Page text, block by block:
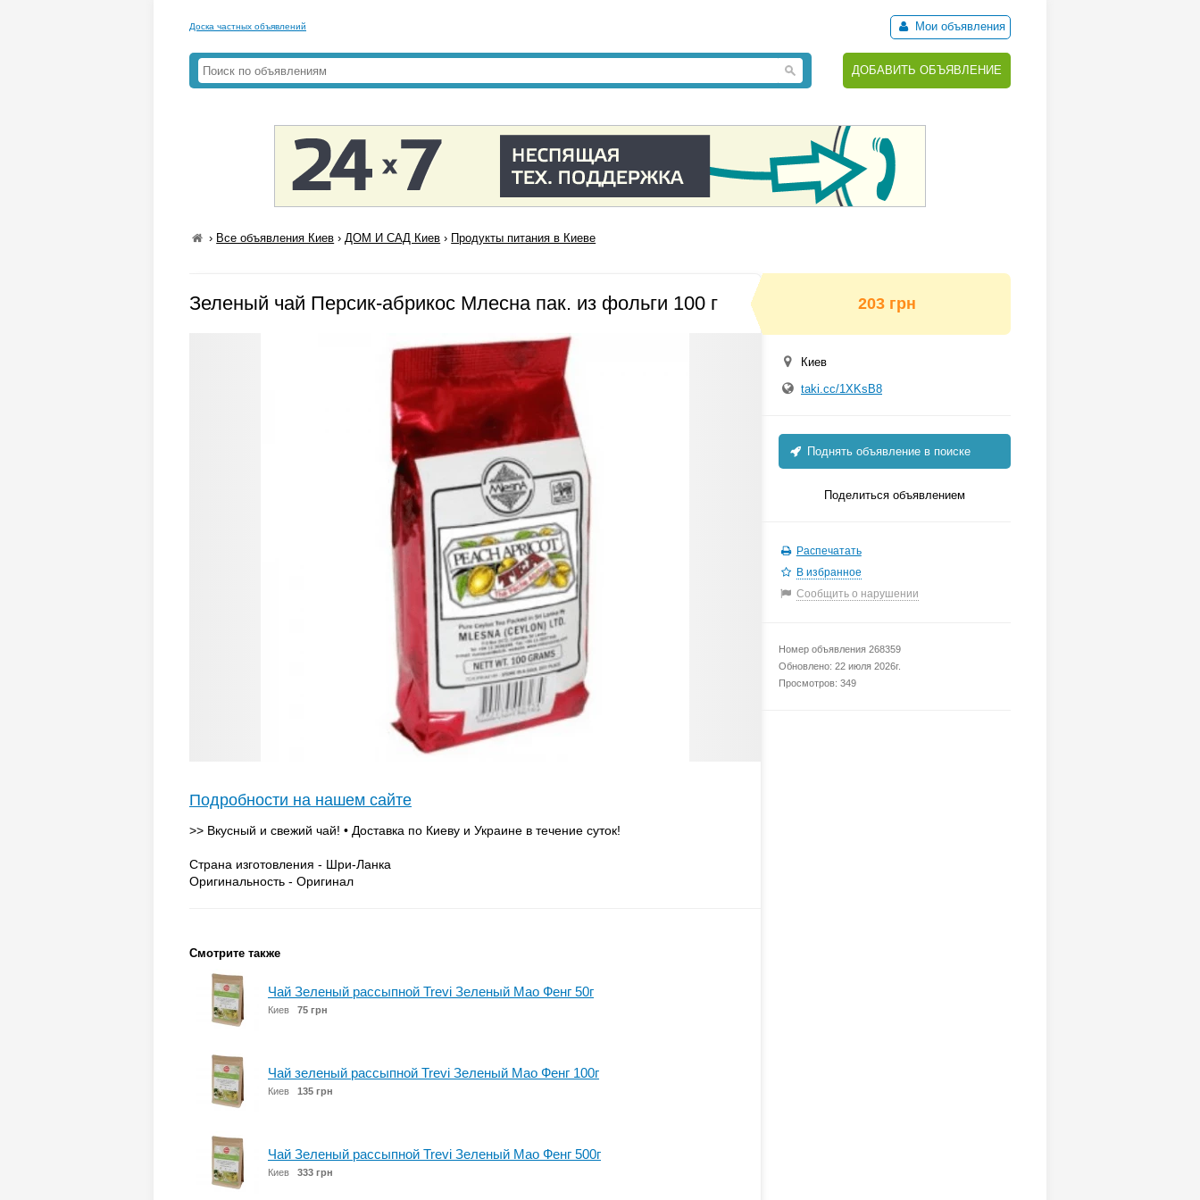
Доска частных объявлений Мои объявления
ДОБАВИТЬ ОБЪЯВЛЕНИЕ
› Все объявления Киев ›ДОМ И САД Киев › Продукты питания в Киеве
Зеленый чай Персик-абрикос Млесна пак. из фольги 100 г
Подробности на нашем сайте
>> Вкусный и свежий чай! • Доставка по Киеву и Украине в течение суток!
Страна изготовления - Шри-Ланка
Оригинальность - Оригинал
Смотрите также
Чай Зеленый рассыпной Trevi Зеленый Мао Фенг 50г
Киев 75 грн
Чай зеленый рассыпной Trevi Зеленый Мао Фенг 100г
Киев 135 грн
Чай Зеленый рассыпной Trevi Зеленый Мао Фенг 500г
Киев 333 грн
203 грн
Киев
taki.cc/1XKsB8
Поднять объявление в поиске
Поделиться объявлением
Распечатать
В избранное
Сообщить о нарушении
Номер объявления 268359
Обновлено: 22 июля 2026г.
Просмотров: 349